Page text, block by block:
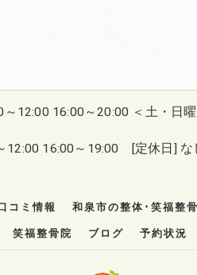
～12:00 16:00～20:00 ＜土・日曜
12:00 16:00～19:00 [定休日] な
コミ情報 和泉市の整体･笑福整
笑福整骨院 ブログ 予約状況